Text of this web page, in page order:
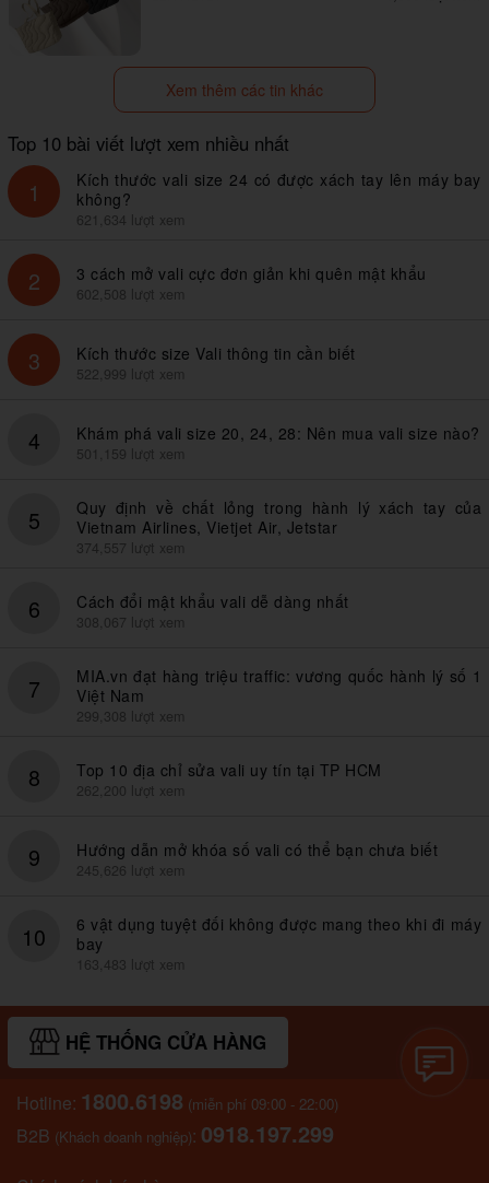
Xem thêm các tin khác
Top 10 bài viết lượt xem nhiều nhất
1
Kích thước vali size 24 có được xách tay lên máy bay
không?
621,634 lượt xem
2 3 cách mở vali cực đơn giản khi quên mật khẩu
602,508 lượt xem
3 Kích thước size Vali thông tin cần biết
522,999 lượt xem
4 Khám phá vali size 20, 24, 28: Nên mua vali size nào?
501,159 lượt xem
5
Quy định về chất lỏng trong hành lý xách tay của
Vietnam Airlines, Vietjet Air, Jetstar
374,557 lượt xem
6 Cách đổi mật khẩu vali dễ dàng nhất
308,067 lượt xem
7
MIA.vn đạt hàng triệu traffic: vương quốc hành lý số 1
Việt Nam
299,308 lượt xem
8 Top 10 địa chỉ sửa vali uy tín tại TP HCM
262,200 lượt xem
9 Hướng dẫn mở khóa số vali có thể bạn chưa biết
245,626 lượt xem
10
6 vật dụng tuyệt đối không được mang theo khi đi máy
bay
163,483 lượt xem
HỆ THỐNG CỬA HÀNG
Hotline: 1800.6198 (miễn phí 09:00 - 22:00)
B2B (Khách doanh nghiệp): 0918.197.299